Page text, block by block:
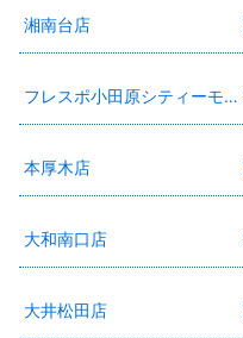
湘南台店
フレスポ小田原シティーモール店
本厚木店
大和南口店
大井松田店